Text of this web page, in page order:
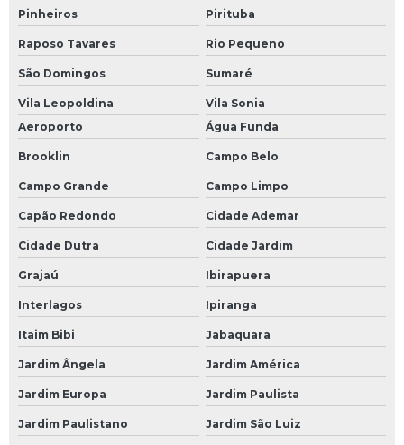
Pinheiros Pirituba
Raposo Tavares Rio Pequeno
São Domingos Sumaré
Vila Leopoldina
Vila Sonia
Aeroporto
Água Funda
Brooklin Campo Belo
Campo Grande Campo Limpo
Capão Redondo Cidade Ademar
Cidade Dutra Cidade Jardim
Grajaú Ibirapuera
Interlagos Ipiranga
Itaim Bibi Jabaquara
Jardim Ângela Jardim América
Jardim Europa Jardim Paulista
Jardim Paulistano Jardim São Luiz